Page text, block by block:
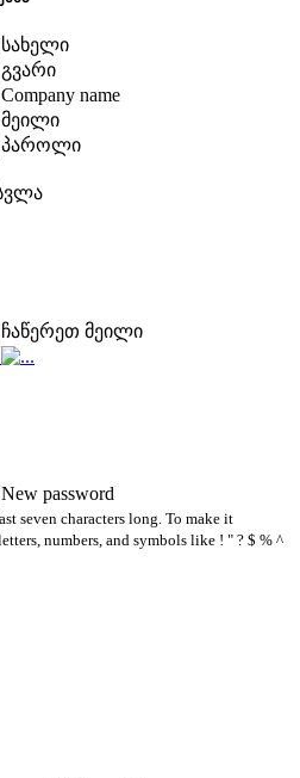
სახელი
გვარი
Company name
მეილი
პაროლი
ჩაწერეთ მეილი
New password
seven characters long. To make it
numbers, and symbols like ! " ? $ % ^